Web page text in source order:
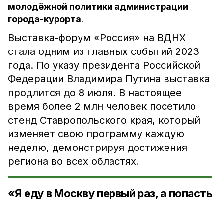
молодёжной политики администрации
города-курорта.
Выставка-форум «Россия» на ВДНХ
стала одним из главных событий 2023
года. По указу президента Российской
Федерации Владимира Путина выставка
продлится до 8 июля. В настоящее
время более 2 млн человек посетило
стенд Ставропольского края, который
изменяет свою программу каждую
неделю, демонстрируя достижения
региона во всех областях.
«Я еду в Москву первый раз, а попасть